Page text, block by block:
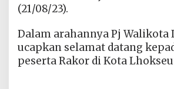
(21/08/23).
Dalam arahannya Pj Walikota
ucapkan selamat datang
peserta Rakor di Kota